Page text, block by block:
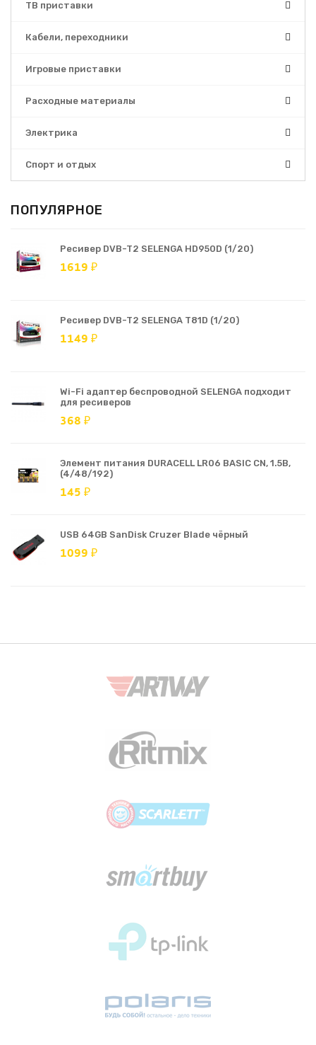
ТВ приставки
Кабели, переходники
Игровые приставки
Расходные материалы
Электрика
Спорт и отдых
ПОПУЛЯРНОЕ
Ресивер DVB-T2 SELENGA HD950D (1/20)
1619 ₽
Ресивер DVB-T2 SELENGA T81D (1/20)
1149 ₽
Wi-Fi адаптер беспроводной SELENGA подходит
для ресиверов
368 ₽
Элемент питания DURACELL LR06 BASIC CN, 1.5В,
(4/48/192)
145 ₽
USB 64GB SanDisk Cruzer Blade чёрный
1099 ₽